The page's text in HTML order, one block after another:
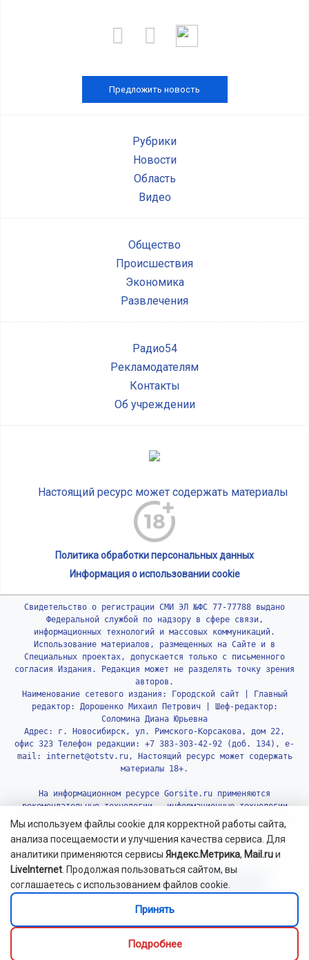
Мы используем файлы cookie для корректной работы сайта,
анализа посещаемости и улучшения качества сервиса. Для
аналитики применяются сервисы Яндекс.Метрика, Mail.ruи
LiveInternet . Продолжая пользоваться сайтом, вы
соглашаетесь с использованием файлов cookie.
Принять
Подробнее
Предложить новость
Рубрики
Новости
Область
Видео
Общество
Происшествия
Экономика
Развлечения
Радио54
Рекламодателям
Контакты
Об учреждении
Настоящий ресурс может содержать материалы
Политика обработки персональных данных
Информация о использовании cookie
Свидетельство о регистрации СМИ ЭЛ №ФС 77-77788 выдано
Федеральной службой по надзору в сфере связи,
информационных технологий и массовых коммуникаций.
Использование материалов, размещенных на Сайте и в
Специальных проектах, допускается только с письменного
согласия Издания. Редакция может не разделять точку зрения
авторов.
Наименование сетевого издания: Городской сайт | Главный
редактор: Дорошенко Михаил Петрович | Шеф-редактор:
Соломина Диана Юрьевна
Адрес: г. Новосибирск, ул. Римского-Корсакова, дом 22,
офис 323 Телефон редакции: +7 383-303-42-92 (доб. 134), e-
mail: internet@otstv.ru, Настоящий ресурс может содержать
материалы 18+.
На информационном ресурсе Gorsite.ru применяются
рекомендательные технологии - информационные технологии
предоставления информации на основе сбора, систематизации
и анализа сведений, относящихся к предпочтениям
пользователей сети «Интернет», находящихся на территории
Российской Федерации.Подробнее.
© 2010-2026 Gorsite.ru